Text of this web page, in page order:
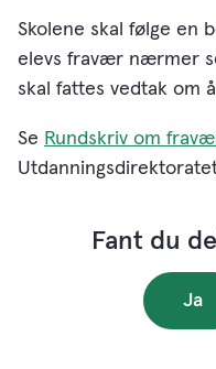
Skolene skal følge en
elevs fravær nærmer
skal fattes vedtak om
Se Rundskriv om
Fant du
Ja